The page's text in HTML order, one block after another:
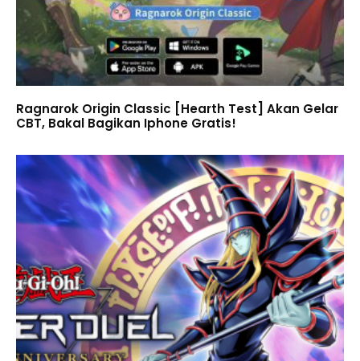
Ragnarok Origin Classic [Hearth Test] Akan Gelar
CBT, Bakal Bagikan Iphone Gratis!